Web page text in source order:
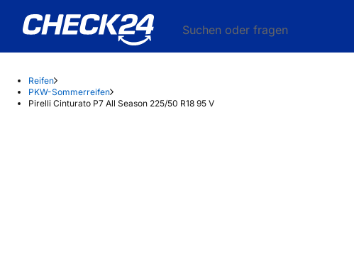
Suchen oder fragen
Reifen
PKW-Sommerreifen
Pirelli Cinturato P7 All Season 225/50 R18 95 V